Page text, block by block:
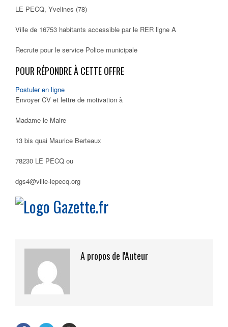
LE PECQ, Yvelines (78)
Ville de 16753 habitants accessible par le RER ligne A
Recrute pour le service Police municipale
POUR RÉPONDRE À CETTE OFFRE
Postuler en ligne
Envoyer CV et lettre de motivation à
Madame le Maire
13 bis quai Maurice Berteaux
78230 LE PECQ ou
dgs4@ville-lepecq.org
A propos de l'Auteur